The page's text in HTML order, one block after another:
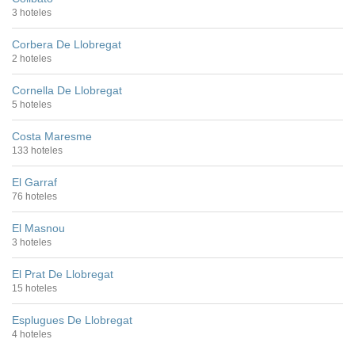
3 hoteles
Corbera De Llobregat
2 hoteles
Cornella De Llobregat
5 hoteles
Costa Maresme
133 hoteles
El Garraf
76 hoteles
El Masnou
3 hoteles
El Prat De Llobregat
15 hoteles
Esplugues De Llobregat
4 hoteles